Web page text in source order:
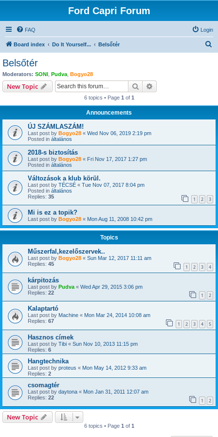
Ford Capri Forum
FAQ Login
Board index Do It Yourself... Belsőtér
Belsőtér
Moderators: SONI Pudva Bogyo28
New Topic Search
6 topics • Page 1 of 1
Announcements
ÚJ SZÁMLASZÁM!
Last post by Bogyo28 « Wed Nov 06, 2019 2:19 pm
Posted in általános
2018-s biztosítás
Last post by Bogyo28 « Fri Nov 17, 2017 1:27 pm
Posted in általános
Változások a klub körül.
Last post by TÉCSÉ « Tue Nov 07, 2017 8:04 pm
Posted in általános
Replies: 35 1 2 3
Mi is ez a topik?
Last post by Bogyo28 « Mon Aug 11, 2008 10:42 pm
Topics
Műszerfal,kezelőszervek..
Last post by Bogyo28 « Sun Mar 12, 2017 11:11 am
Replies: 45 1 2 3 4
kárpitozás
Last post by Pudva « Wed Apr 29, 2015 3:06 pm
Replies: 22 1 2
Kalaptartó
Last post by Machine « Mon Mar 24, 2014 10:08 am
Replies: 67 1 2 3 4 5
Hasznos címek
Last post by Tibi « Sun Nov 10, 2013 11:15 pm
Replies: 6
Hangtechnika
Last post by proteus « Mon May 14, 2012 9:33 am
Replies: 2
csomagtér
Last post by daytona « Mon Jan 31, 2011 12:07 am
Replies: 22 1 2
New Topic
6 topics • Page 1 of 1